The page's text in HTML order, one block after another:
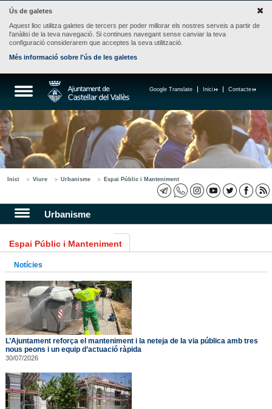
Ús de galetes
Aquest lloc utilitza galetes de tercers per poder millorar els nostres serveis a partir de
l'anàlisi de la teva navegació. Si continues navegant sense canviar la teva
configuració considerarem que acceptes la seva utilització.
Més informació sobre l'ús de les galetes
Contacte
Inici
Google Translate
Inici Viure Urbanisme Espai Públic i Manteniment
Urbanisme
Espai Públic i Manteniment
Notícies
L’Ajuntament reforça el manteniment i la neteja de la via pública amb tres
nous peons i un equip d’actuació ràpida
30/07/2026